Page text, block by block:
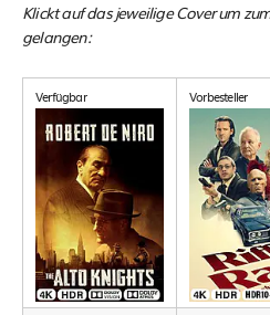
Klickt auf das jeweilige Cover um
gelangen:
Verfügbar Vorbesteller